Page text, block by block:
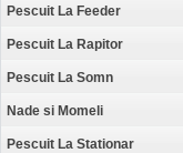
Pescuit La Feeder
Pescuit La Rapitor
Pescuit La Somn
Nade si Momeli
Pescuit La Stationar